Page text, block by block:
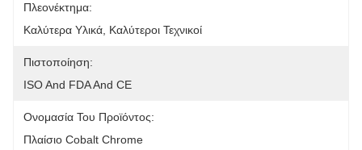
Πλεονέκτημα:
Καλύτερα Υλικά, Καλύτεροι Τεχνικοί
Πιστοποίηση:
ISO And FDA And CE
Ονομασία Του Προϊόντος:
Πλαίσιο Cobalt Chrome